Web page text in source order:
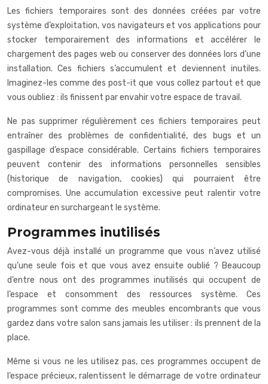
Les fichiers temporaires sont des données créées par votre
système d’exploitation, vos navigateurs et vos applications pour
stocker temporairement des informations et accélérer le
chargement des pages web ou conserver des données lors d’une
installation. Ces fichiers s’accumulent et deviennent inutiles.
Imaginez-les comme des post-it que vous collez partout et que
vous oubliez : ils finissent par envahir votre espace de travail.
Ne pas supprimer régulièrement ces fichiers temporaires peut
entraîner des problèmes de confidentialité, des bugs et un
gaspillage d’espace considérable. Certains fichiers temporaires
peuvent contenir des informations personnelles sensibles
(historique de navigation, cookies) qui pourraient être
compromises. Une accumulation excessive peut ralentir votre
ordinateur en surchargeant le système.
Programmes inutilisés
Avez-vous déjà installé un programme que vous n’avez utilisé
qu’une seule fois et que vous avez ensuite oublié ? Beaucoup
d’entre nous ont des programmes inutilisés qui occupent de
l’espace et consomment des ressources système. Ces
programmes sont comme des meubles encombrants que vous
gardez dans votre salon sans jamais les utiliser : ils prennent de la
place.
Même si vous ne les utilisez pas, ces programmes occupent de
l’espace précieux, ralentissent le démarrage de votre ordinateur